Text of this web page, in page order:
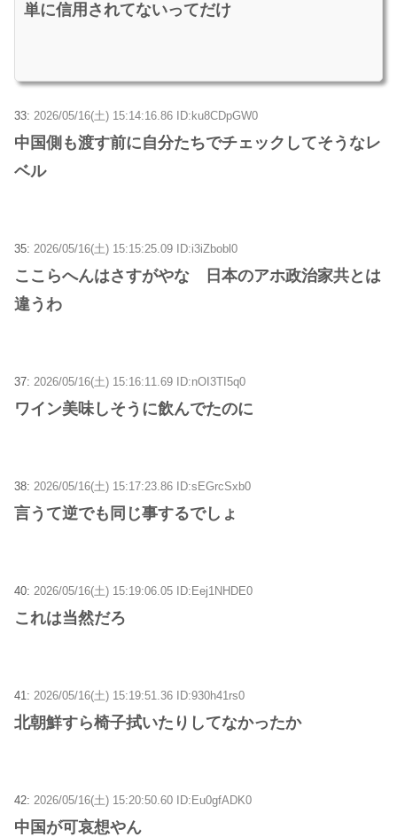
単に信用されてないってだけ
33: 2026/05/16(土) 15:14:16.86 ID:ku8CDpGW0
中国側も渡す前に自分たちでチェックしてそうなレ
ベル
35: 2026/05/16(土) 15:15:25.09 ID:i3iZbobl0
ここらへんはさすがやな 日本のアホ政治家共とは
違うわ
37: 2026/05/16(土) 15:16:11.69 ID:nOI3TI5q0
ワイン美味しそうに飲んでたのに
38: 2026/05/16(土) 15:17:23.86 ID:sEGrcSxb0
言うて逆でも同じ事するでしょ
40: 2026/05/16(土) 15:19:06.05 ID:Eej1NHDE0
これは当然だろ
41: 2026/05/16(土) 15:19:51.36 ID:930h41rs0
北朝鮮すら椅子拭いたりしてなかったか
42: 2026/05/16(土) 15:20:50.60 ID:Eu0gfADK0
中国が可哀想やん